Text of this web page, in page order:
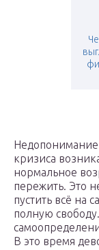
Недопонимание
кризиса
нормальное
пережить. Это
пустить всё на
полную
В это время